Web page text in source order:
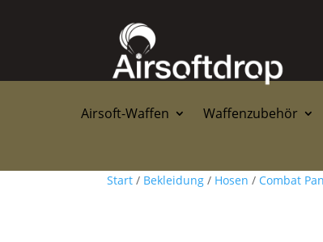
Airsoft-Waffen Waffenzubehör
Start / Bekleidung / Hosen / Combat